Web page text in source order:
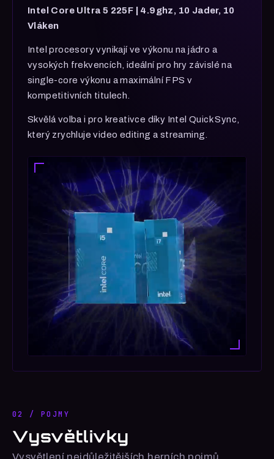
Intel Core Ultra 5 225F | 4.9ghz, 10 Jader, 10
Vláken
Intel procesory vynikají ve výkonu na jádro a
vysokých frekvencích, ideální pro hry závislé na
single-core výkonu a maximální FPS v
kompetitivních titulech.
Skvělá volba i pro kreativce díky Intel Quick Sync,
který zrychluje video editing a streaming.
02 / POJMY
Vysvětlivky